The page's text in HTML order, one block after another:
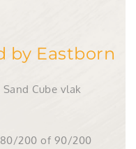
by Eastborn
Cube vlak
200 of 90/200